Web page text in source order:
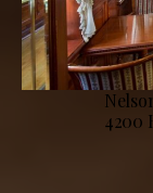
4200